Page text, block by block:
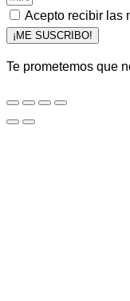
Acepto recibir las
¡ME SUSCRIBO!
Te prometemos que